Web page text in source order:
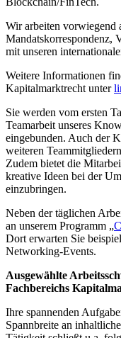
Wir arbeiten vorwiegend
Mandatskorrespondenz,
mit unseren
Weitere Informationen
Kapitalmarktrecht unter
Sie werden vom ersten
Teamarbeit unseres
eingebunden. Auch der
weiteren
Zudem bietet die
kreative Ideen bei der
einzubringen.
Neben der täglichen
an unserem Programm „
Dort erwarten Sie
Networking-Events.
Ausgewählte
Fachbereichs
Ihre spannenden
Spannbreite an